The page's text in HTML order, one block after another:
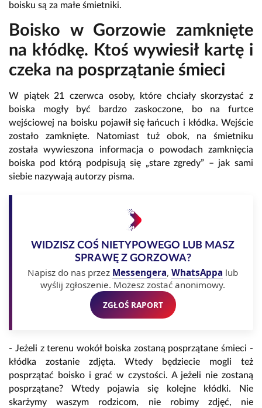
boisku są za małe śmietniki.
Boisko w Gorzowie zamknięte
na kłódkę. Ktoś wywiesił kartę i
czeka na posprzątanie śmieci
W piątek 21 czerwca osoby, które chciały skorzystać z
boiska mogły być bardzo zaskoczone, bo na furtce
wejściowej na boisku pojawił się łańcuch i kłódka. Wejście
zostało zamknięte. Natomiast tuż obok, na śmietniku
została wywieszona informacja o powodach zamknięcia
boiska pod którą podpisują się „stare zgredy” – jak sami
siebie nazywają autorzy pisma.
WIDZISZ COŚ NIETYPOWEGO LUB MASZ
SPRAWĘ Z GORZOWA?
Napisz do nas przez Messengera, WhatsAppa lub
wyślij zgłoszenie. Możesz zostać anonimowy.
ZGŁOŚ RAPORT
- Jeżeli z terenu wokół boiska zostaną posprzątane śmieci -
kłódka zostanie zdjęta. Wtedy będziecie mogli też
posprzątać boisko i grać w czystości. A jeżeli nie zostaną
posprzątane? Wtedy pojawia się kolejne kłódki. Nie
skarżymy waszym rodzicom, nie robimy zdjęć, nie